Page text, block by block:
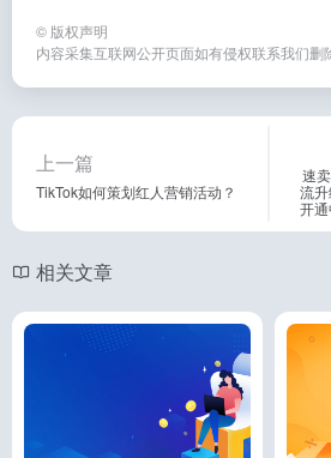
© 版权声明
内容采集互联网公开页面如有侵权联系我们删
上一篇
TikTok如何策划红人营销活动？
速
流
开
相关文章